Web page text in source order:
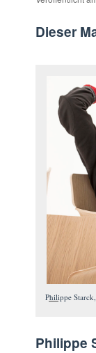
Dieser
Philippe
Philippe